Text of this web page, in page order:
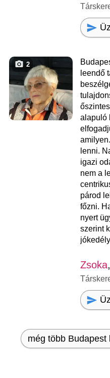
2
leendő
alapuló
lenni.
igazi
nem a
párod
főzni.
nyert
szerint
Zsoka
még több